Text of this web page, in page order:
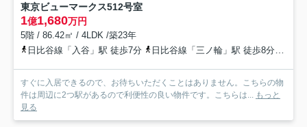
東京ビューマークス512号室
1億1,680万円
5階 / 86.42㎡ / 4LDK /築23年
日比谷線「入谷」駅 徒歩7分
日比谷線「三ノ輪」駅 徒歩8分
すぐに入居できるので、お待ちいただくことはありません。こちらの物
件は周辺に2つ駅があるので利便性の良い物件です。こちらは... もっと
見る